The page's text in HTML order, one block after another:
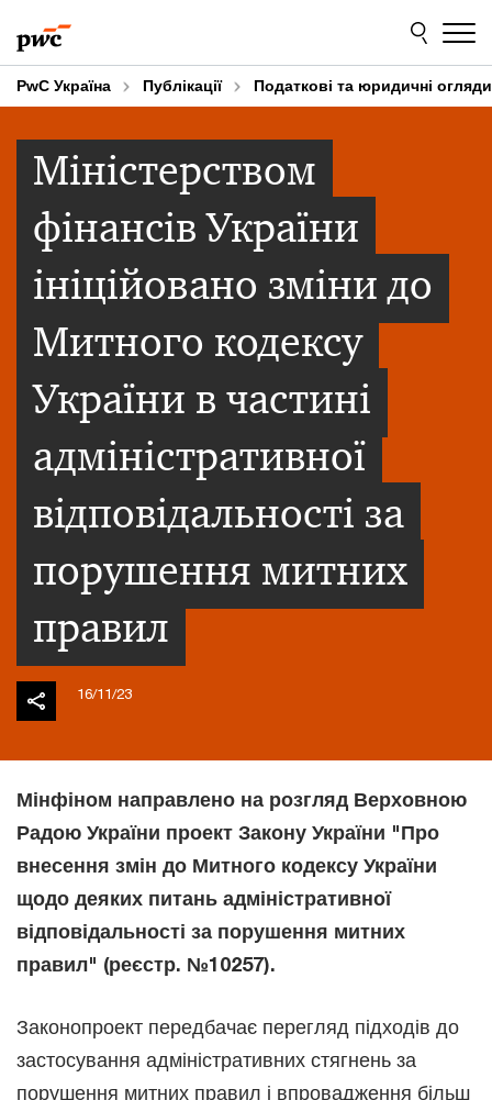
to
content
to
footer
PwC Україна Публікації Податкові та юридичні огляди
Міністерством
фінансів України
ініційовано зміни до
Митного кодексу
України в частині
адміністративної
відповідальності за
порушення митних
правил
16/11/23
Мінфіном направлено на розгляд Верховною
Радою України проект Закону України "Про
внесення змін до Митного кодексу України
щодо деяких питань адміністративної
відповідальності за порушення митних
правил" (реєстр. №10257).
Законопроект передбачає перегляд підходів до
застосування адміністративних стягнень за
порушення митних правил і впровадження більш